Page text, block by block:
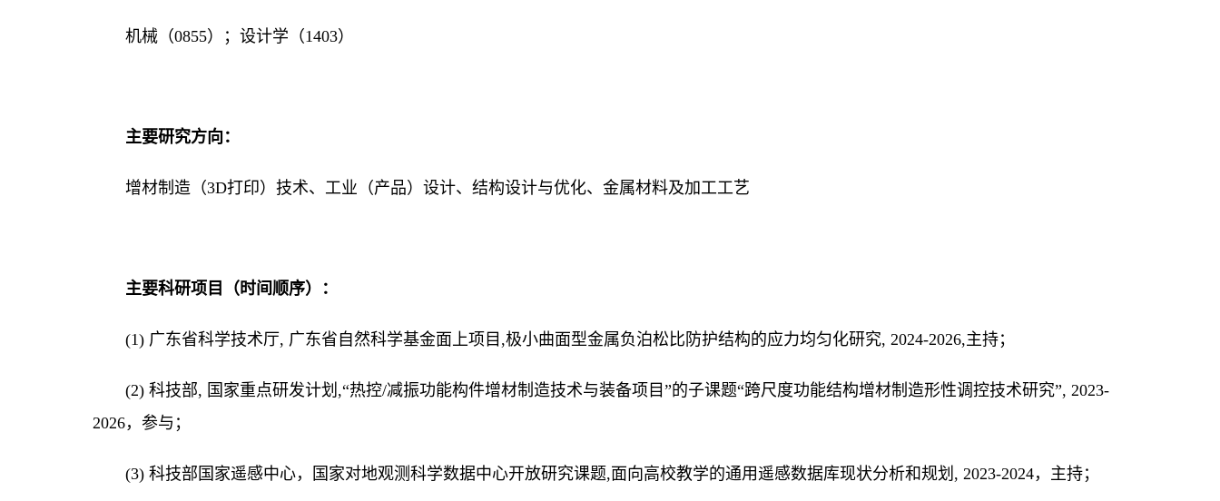
机械（0855）；设计学（1403）
主要研究方向：
增材制造（3D打印）技术、工业（产品）设计、结构设计与优化、金属材料及加工工艺
主要科研项目（时间顺序）：
(1) 广东省科学技术厅, 广东省自然科学基金面上项目,极小曲面型金属负泊松比防护结构的应力均匀化研究, 2024-2026,主持；
(2) 科技部, 国家重点研发计划,“热控/减振功能构件增材制造技术与装备项目”的子课题“跨尺度功能结构增材制造形性调控技术研究”, 2023-
2026， 参与 ；
(3) 科技部国家遥感中心， 国家对地观测科学数据中心开放研究课题,面向高校教学的通用遥感数据库现状分析和规划, 2023-2024， 主持；